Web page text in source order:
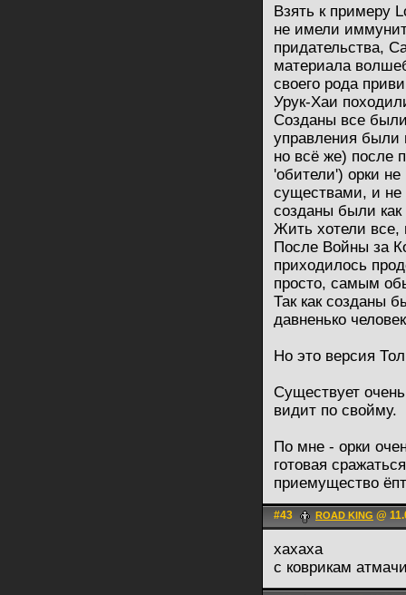
Взять к примеру
не имели
придательства,
материала
своего рода
Урук-Хаи
Созданы все
управления были
но всё же) после
'обители') орки
существами, и не
созданы были как
Жить хотели
После Войны за
приходилось
просто, самым
Так как созданы
давненько
Но это версия
Существует
видит по свойму.
По мне - орки
готовая
приемущество
#43 ROAD KING @
хахаха
с коврикам